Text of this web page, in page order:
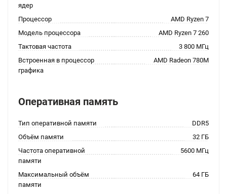
ядер
Процессор
AMD Ryzen 7
Модель процессора
AMD Ryzen 7 260
Тактовая частота
3 800 МГц
Встроенная в процессор
графика
AMD Radeon 780M
Оперативная память
Тип оперативной памяти
DDR5
Объём памяти
32 ГБ
Частота оперативной
памяти
5600 МГц
Максимальный объём
памяти
64 ГБ